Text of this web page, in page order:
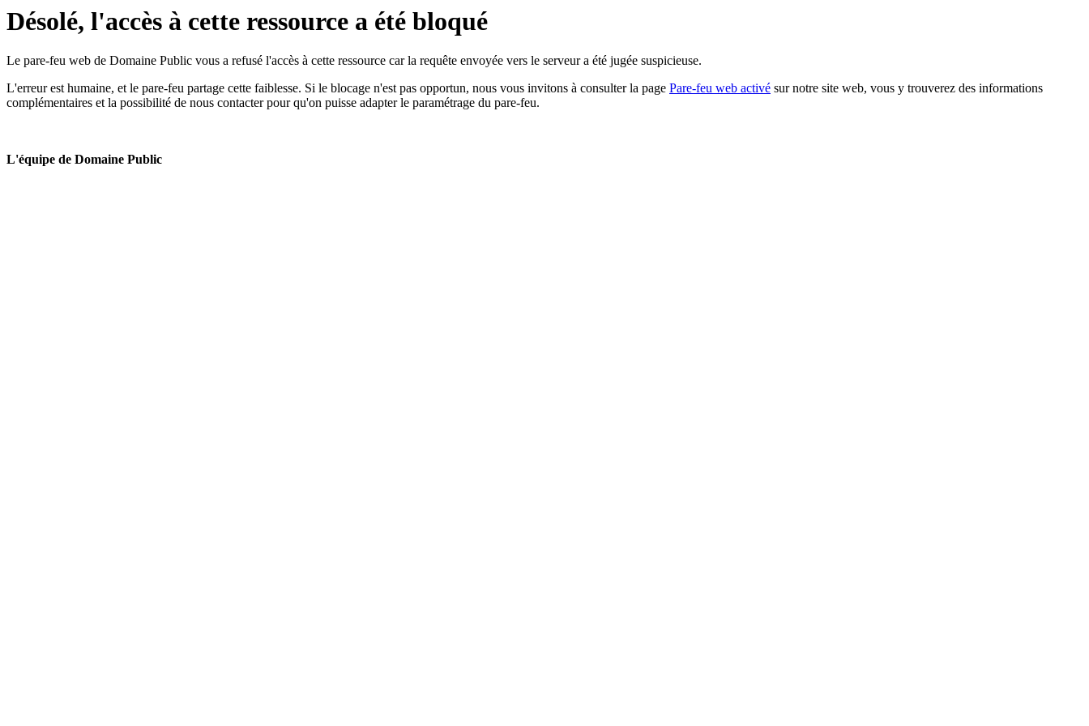
Désolé, l'accès à cette ressource a été bloqué
Le pare-feu web de Domaine Public vous a refusé l'accès à cette ressource car la requête envoyée vers le serveur a été jugée suspicieuse.
L'erreur est humaine, et le pare-feu partage cette faiblesse. Si le blocage n'est pas opportun, nous vous invitons à consulter la page Pare-feu web activé sur notre site web, vous y trouverez des informations
complémentaires et la possibilité de nous contacter pour qu'on puisse adapter le paramétrage du pare-feu.
L'équipe de Domaine Public